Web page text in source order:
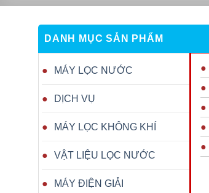
DANH MỤC SẢN PHẨM
MÁY LỌC NƯỚC
DỊCH VỤ
MÁY LỌC KHÔNG KHÍ
VẬT LIỆU LỌC NƯỚC
MÁY ĐIỆN GIẢI